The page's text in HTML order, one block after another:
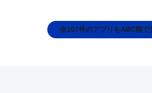
全107件のアプリをABC順で